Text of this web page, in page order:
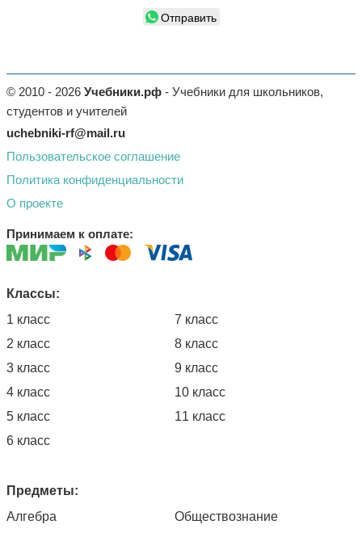
Отправить
© 2010 - 2026 Учебники.рф - Учебники для школьников,
студентов и учителей
uchebniki-rf@mail.ru
Пользовательское соглашение
Политика конфиденциальности
О проекте
Принимаем к оплате:
Классы:
1 класс
2 класс
3 класс
4 класс
5 класс
6 класс
7 класс
8 класс
9 класс
10 класс
11 класс
Предметы:
Алгебра
Обществознание